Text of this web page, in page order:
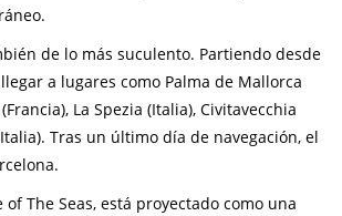
de lo más suculento. Partiendo desde
a lugares como Palma de Mallorca
La Spezia (Italia), Civitavecchia
Tras un último día de navegación, el
The Seas, está proyectado como una